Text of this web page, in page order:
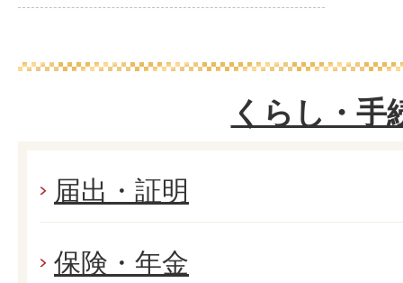
くらし・手
届出・証明
保険・年金